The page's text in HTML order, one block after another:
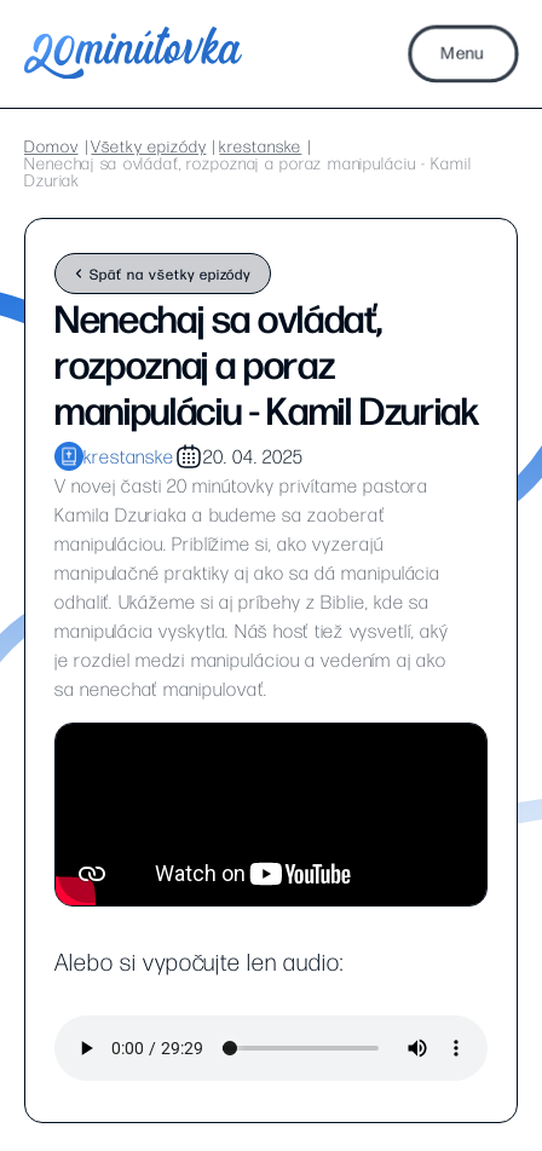
Menu
Domov Všetky epizódy
krestanske
Nenechaj sa ovládať, rozpoznaj a poraz manipuláciu - Kamil
Dzuriak
Späť na všetky epizódy
Nenechaj sa ovládať,
rozpoznaj a poraz
manipuláciu - Kamil Dzuriak
krestanske
20. 04. 2025
V novej časti 20 minútovky privítame pastora
Kamila Dzuriaka a budeme sa zaoberať
manipuláciou. Priblížime si, ako vyzerajú
manipulačné praktiky aj ako sa dá manipulácia
odhaliť. Ukážeme si aj príbehy z Biblie, kde sa
manipulácia vyskytla. Náš hosť tiež vysvetlí, aký
je rozdiel medzi manipuláciou a vedením aj ako
sa nenechať manipulovať.
Alebo si vypočujte len audio: